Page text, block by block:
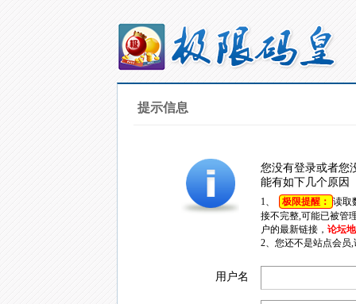
提示信息
您没有登录或者您
能有如下几个原因
1、 极限提醒： 读取
接不完整,可能已被管
户的最新链接， 论坛
2、您还不是站点会员
用户名